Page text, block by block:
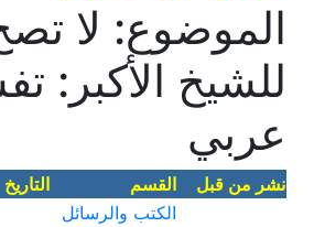
الموضوع: لا
للشيخ الأكبر:
عربي
نشر من قبل القسم التاريخ
الكتب والرسائل